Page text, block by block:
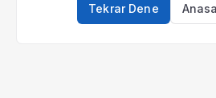
Tekrar Dene